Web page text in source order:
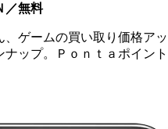
／無料
ゲームの買い取り価格アッ
ップ。Ｐｏｎｔａポイント